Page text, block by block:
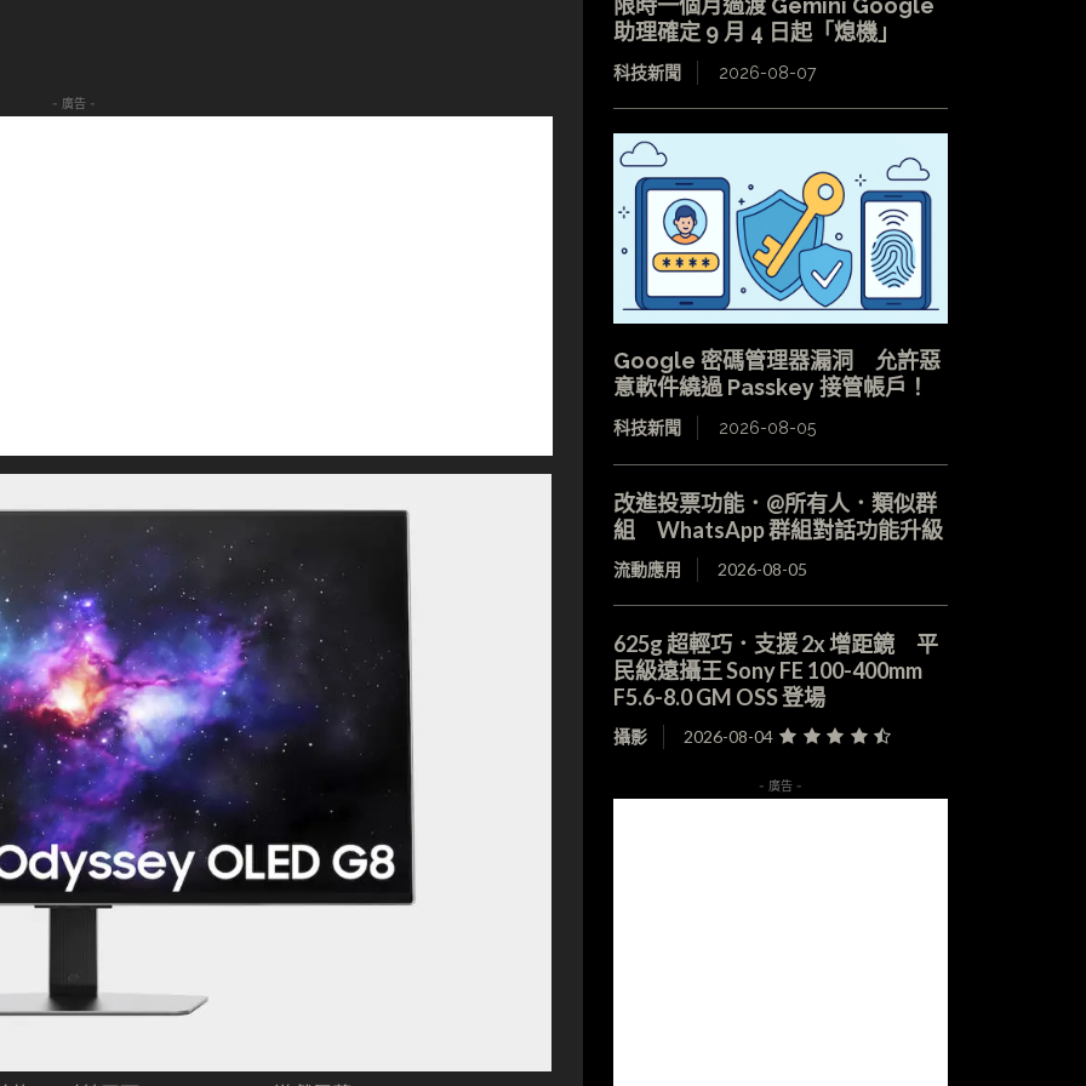
- 廣告 -
限時一個月過渡 Gemini Google
助理確定 9 月 4 日起「熄機」
科技新聞 2026-08-07
Google 密碼管理器漏洞 允許惡
意軟件繞過 Passkey 接管帳戶！
科技新聞 2026-08-05
改進投票功能．@所有人．類似群
組 WhatsApp 群組對話功能升級
流動應用 2026-08-05
625g 超輕巧．支援 2x 增距鏡 平
民級遠攝王 Sony FE 100-400mm
F5.6-8.0 GM OSS 登場
攝影 2026-08-04
- 廣告 -